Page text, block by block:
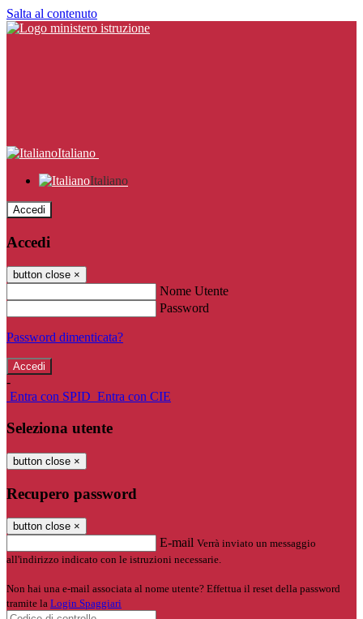
Salta al contenuto
Italiano
Italiano
Accedi
Accedi
button close ×
Nome Utente
Password
Password dimenticata?
-
Entra con SPID Entra con CIE
Seleziona utente
button close ×
Recupero password
button close ×
E-mail Verrà inviato un messaggio
all'indirizzo indicato con le istruzioni necessarie.
Non hai una e-mail associata al nome utente? Effettua il reset della password
tramite la Login Spaggiari